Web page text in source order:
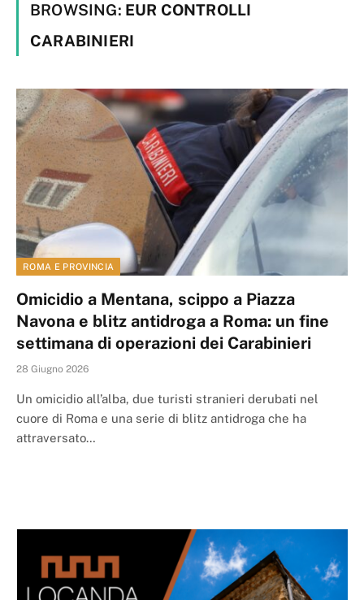
BROWSING: EUR CONTROLLI
CARABINIERI
ROMA E PROVINCIA
Omicidio a Mentana, scippo a Piazza
Navona e blitz antidroga a Roma: un fine
settimana di operazioni dei Carabinieri
28 Giugno 2026
Un omicidio all’alba, due turisti stranieri derubati nel
cuore di Roma e una serie di blitz antidroga che ha
attraversato…